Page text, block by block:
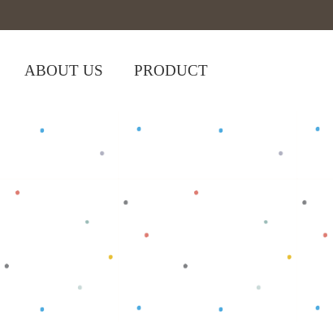
ABOUT US PRODUCT
,Tops Oblong Panjang Putih